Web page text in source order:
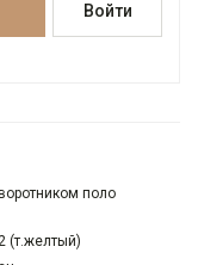
Войти
поло
(т.желтый)